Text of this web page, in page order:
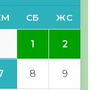
СБ ЖС
1 2
8 9